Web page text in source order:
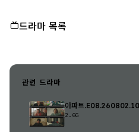
드라마 목록
관련 드라마
아파트
2.6G